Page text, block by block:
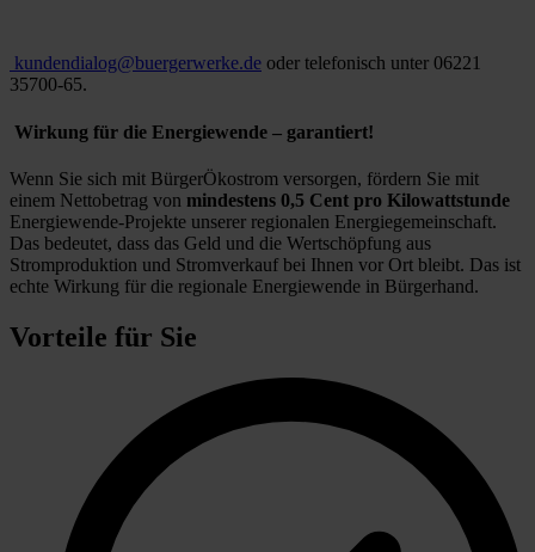
kundendialog@buergerwerke.de oder telefonisch unter 06221
35700-65.
Wirkung für die Energiewende – garantiert!
Wenn Sie sich mit BürgerÖkostrom versorgen, fördern Sie mit
einem Nettobetrag von mindestens 0,5 Cent pro Kilowattstunde
Energiewende-Projekte unserer regionalen Energiegemeinschaft.
Das bedeutet, dass das Geld und die Wertschöpfung aus
Stromproduktion und Stromverkauf bei Ihnen vor Ort bleibt. Das ist
echte Wirkung für die regionale Energiewende in Bürgerhand.
Vorteile für Sie